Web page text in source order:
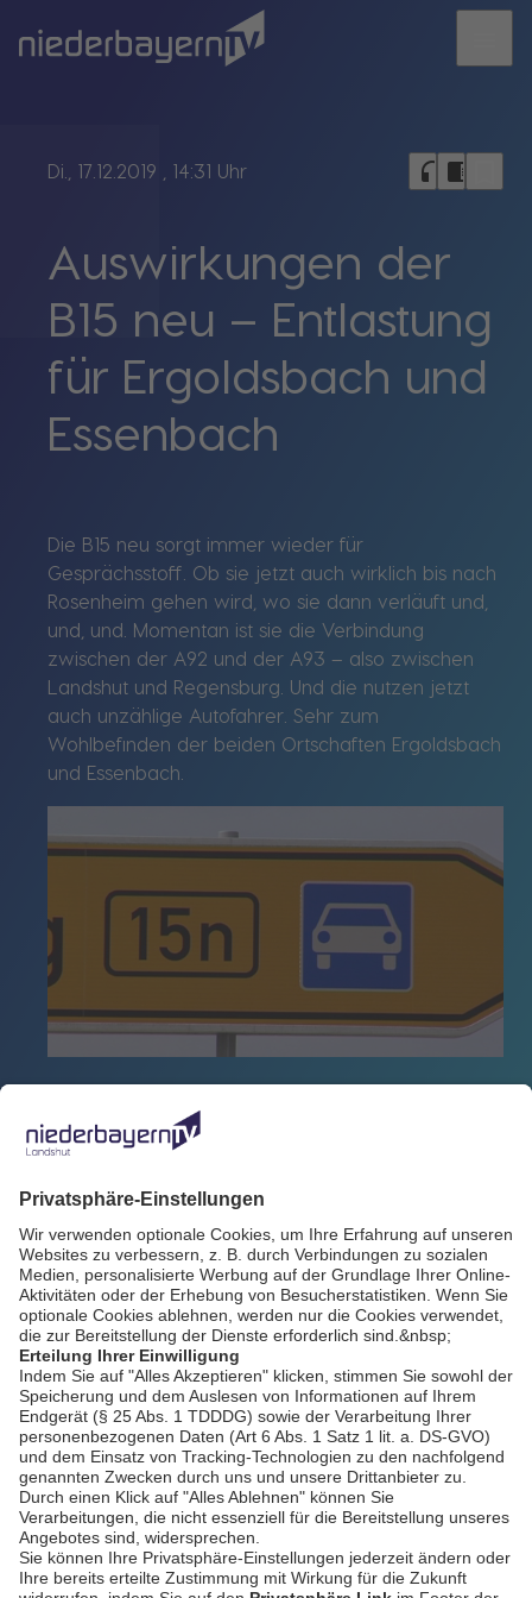
Di., 17.12.2019 , 14:31 Uhr headphones chrome_reader_mode
Auswirkungen der
B15 neu – Entlastung
für Ergoldsbach und
Essenbach
Die B15 neu sorgt immer wieder für
Gesprächsstoff. Ob sie jetzt auch wirklich bis nach
Rosenheim gehen wird, wo sie dann verläuft und,
und, und. Momentan ist sie die Verbindung
zwischen der A92 und der A93 – also zwischen
Landshut und Regensburg. Und die nutzen jetzt
auch unzählige Autofahrer. Sehr zum
Wohlbefinden der beiden Ortschaften Ergoldsbach
und Essenbach.
Zurück
AGB / Gewinnspiele